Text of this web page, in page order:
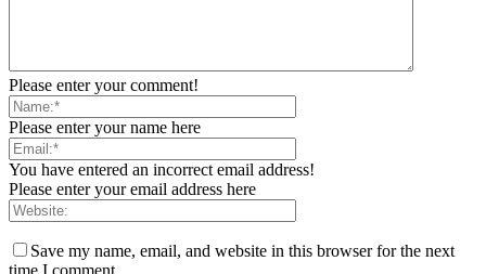
Please enter your comment!
Please enter your name here
You have entered an incorrect email address!
Please enter your email address here
Save my name, email, and website in this browser for the next
time I comment.